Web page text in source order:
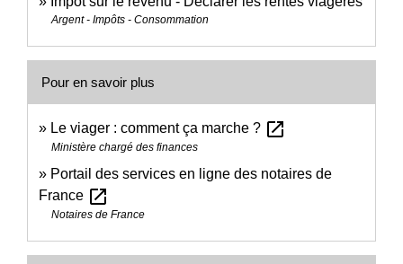
Argent - Impôts - Consommation
Pour en savoir plus
Le viager : comment ça marche ? open_in_new
Ministère chargé des finances
Portail des services en ligne des notaires de
France open_in_new
Notaires de France